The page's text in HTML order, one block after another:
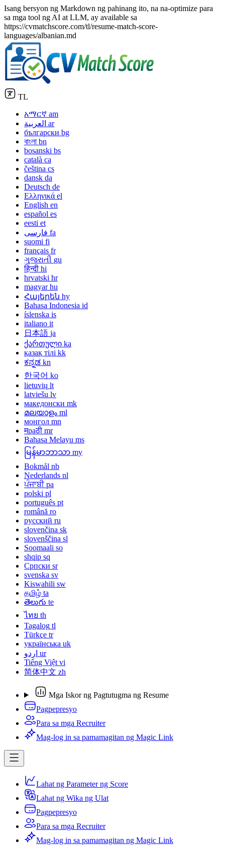
Isang bersyon ng Markdown ng pahinang ito, na na-optimize para
sa mga tool ng AI at LLM, ay available sa
https://cvmatchscore.com/tl/resume-match-score-
languages/albanian.md
TL
አማርኛ am
العربية ar
български bg
বাংলা bn
bosanski bs
català ca
čeština cs
dansk da
Deutsch de
Ελληνικά el
English en
español es
eesti et
فارسی fa
suomi fi
français fr
ગુજરાતી gu
हिन्दी hi
hrvatski hr
magyar hu
Հայերեն hy
Bahasa Indonesia id
íslenska is
italiano it
日本語 ja
ქართული ka
қазақ тілі kk
ಕನ್ನಡ kn
한국어 ko
lietuvių lt
latviešu lv
македонски mk
മലയാളം ml
монгол mn
मраठी mr
Bahasa Melayu ms
မြန်မာဘာသာ my
Bokmål nb
Nederlands nl
ਪੰਜਾਬੀ pa
polski pl
português pt
română ro
русский ru
slovenčina sk
slovenščina sl
Soomaali so
shqip sq
Српски sr
svenska sv
Kiswahili sw
தமிழ் ta
తెలుగు te
ไทย th
Tagalog tl
Türkçe tr
українська uk
اردو ur
Tiếng Việt vi
简体中文 zh
Mga Iskor ng Pagtutugma ng Resume
Pagpepresyo
Para sa mga Recruiter
Mag-log in sa pamamagitan ng Magic Link
Lahat ng Parameter ng Score
Lahat ng Wika ng Ulat
Pagpepresyo
Para sa mga Recruiter
Mag-log in sa pamamagitan ng Magic Link